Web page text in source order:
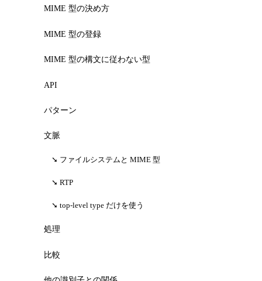
MIME 型の決め方
MIME 型の登録
MIME 型の構文に従わない型
API
パターン
文脈
ファイルシステムと MIME 型
RTP
top-level type だけを使う
処理
比較